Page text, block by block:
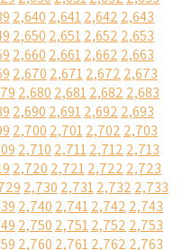
2,640 2,6412,642 2,643
2,650 2,6512,652 2,653
2,660 2,6612,662 2,663
2,670 2,6712,672 2,673
2,680 2,6812,682 2,683
2,690 2,6912,692 2,693
2,700 2,7012,702 2,703
2,710 2,7112,712 2,713
2,720 2,7212,722 2,723
2,730 2,7312,732 2,733
2,740 2,7412,742 2,743
2,750 2,7512,752 2,753
2,760 2,7612,762 2,763